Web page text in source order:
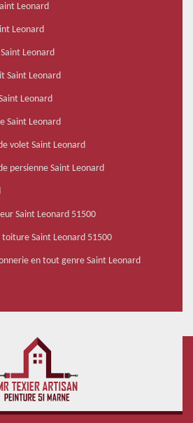
Leonard
Leonard
Leonard
Saint Leonard
Leonard
Saint Leonard
volet Saint Leonard
persienne Saint Leonard
Saint Leonard 51500
Saint Leonard 51500
en tout genre Saint Leonard